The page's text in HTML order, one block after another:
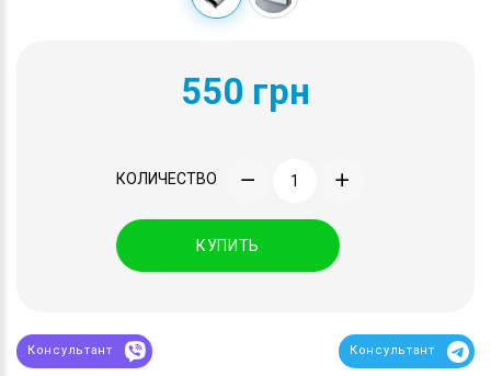
550 грн
КОЛИЧЕСТВО
КУПИТЬ
Консультант Консультант